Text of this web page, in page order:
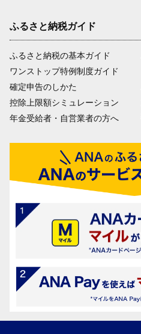
ふるさと納税ガイド
ふるさと納税の基本ガイド
ワンストップ特例制度ガイド
確定申告のしかた
控除上限額シミュレーション
年金受給者・自営業者の方へ